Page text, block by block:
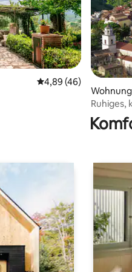
Durchschnittliche
4,89 (46)
Wohnung
Goti
Ruhiges,
Refugium